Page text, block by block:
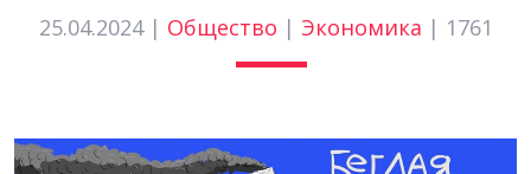
25.04.2024 | Общество | Экономика | 1761